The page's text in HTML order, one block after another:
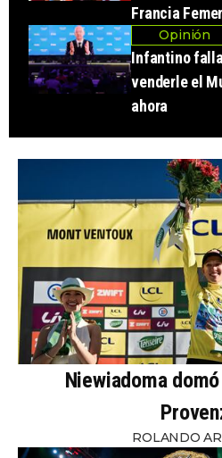
Francia
Opinión
Infantino
venderle el
ahora
Niewiadoma
ROLANDO